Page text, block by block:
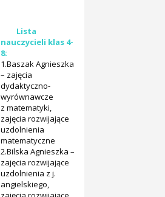
Lista
nauczycieli klas 4-
8:
1.Baszak Agnieszka
– zajęcia
dydaktyczno-
wyrównawcze
z matematyki,
zajęcia rozwijające
uzdolnienia
matematyczne
2.Bilska Agnieszka –
zajęcia rozwijające
uzdolnienia z j.
angielskiego,